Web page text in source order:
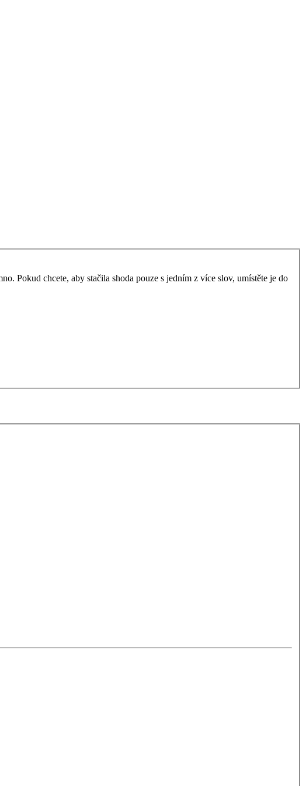
Pokud chcete, aby stačila shoda pouze s jedním z více slov, umístěte je do